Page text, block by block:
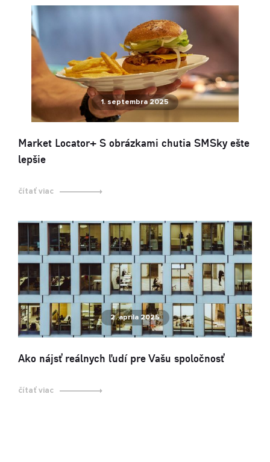
1. septembra 2025
Market Locator+ S obrázkami chutia SMSky ešte
lepšie
čítať viac
2. apríla 2025
Ako nájsť reálnych ľudí pre Vašu spoločnosť
čítať viac